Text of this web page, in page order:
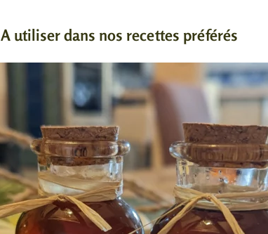
A utiliser dans nos recettes préférés